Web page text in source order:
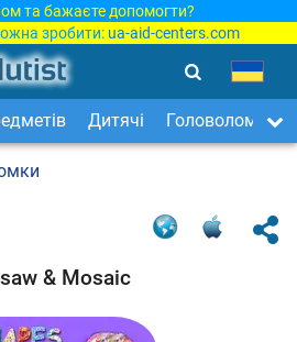
та бажаєте допомогти?
зробити: ua-aid-centers.com
Дитячі Головоломки
& Mosaic